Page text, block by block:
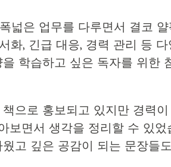
넓은 업무를 다루면서 결코
화, 긴급 대응, 경력 관리 등
학습하고 싶은 독자를 위한
으로 홍보되고 있지만 경력
보면서 생각을 정리할 수 있
고 깊은 공감이 되는 문장들